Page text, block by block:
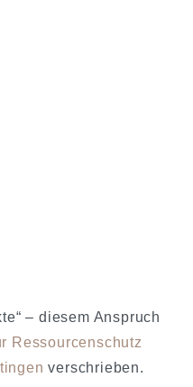
– diesem Anspruch
Ressourcenschutz
verschrieben.